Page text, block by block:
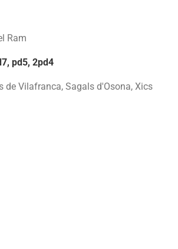
Ram
pd5, 2pd4
de Vilafranca, Sagals d'Osona, Xics